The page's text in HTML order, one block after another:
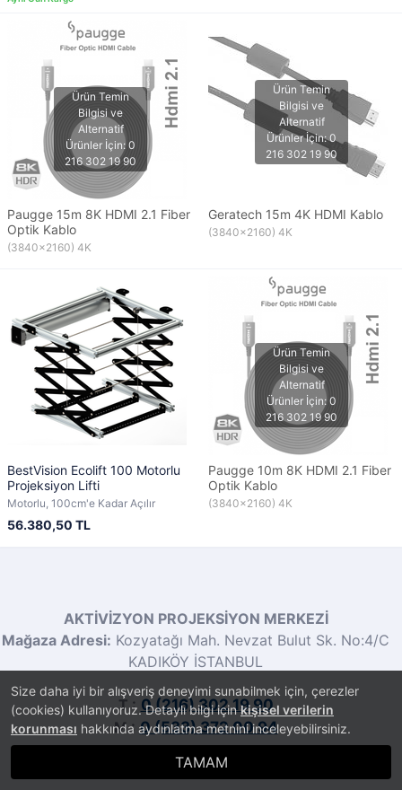
Size daha iyi bir alışveriş deneyimi sunabilmek için, çerezler
(cookies) kullanıyoruz. Detaylı bilgi içinkişisel verilerin
korunması hakkında aydınlatma metnini inceleyebilirsiniz.
TAMAM
Paugge 15m 8K HDMI 2.1 Fiber
Optik Kablo
(3840x2160) 4K
Geratech 15m 4K HDMI Kablo
(3840x2160) 4K
BestVision Ecolift 100 Motorlu
Projeksiyon Lifti
Motorlu, 100cm'e Kadar Açılır
56.380,50 TL
Paugge 10m 8K HDMI 2.1 Fiber
Optik Kablo
(3840x2160) 4K
AKTİVİZYON PROJEKSİYON MERKEZİ
Mağaza Adresi: Kozyatağı Mah. Nevzat Bulut Sk. No:4/C
KADIKÖY İSTANBUL
T : 0 (216) 302 19 90
M : 0 (533) 372 00 94
info@projeksiyoncihazi.com.tr